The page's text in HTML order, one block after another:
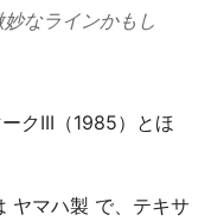
なラインかもし
クIII（1985）とほ
ヤマハ製 で、テキサ